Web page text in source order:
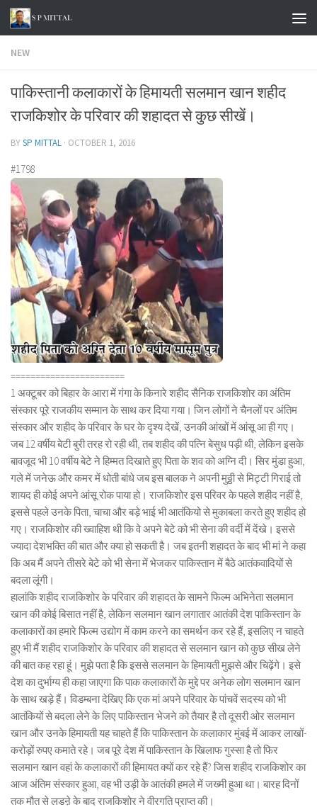
Skip to content
NEW
पाकिस्तानी कलाकारों के हिमायती सलमान खान शहीद
राजकिशोर के परिवार की शहादत से कुछ सीखें।
BYSP MITTAL · OCTOBER 1, 2016
#1798
=======================
1 अक्टूबर को बिहार के आरा में गंगा के किनारे शहीद सैनिक राजकिशोर का अंतिम
संस्कार पूरे राजकीय सम्मान के साथ कर दिया गया। जिन लोगों ने चैनलों पर अंतिम
संस्कार और शहीद के परिवार के घर के दृश्य देखें, उनकी आंखों में आंसू आ ही गए।
जब 12 वर्षीय बेटी बुरी तरह रो रही थी, तब शहीद की पत्नि बेसुध पड़ी थी, लेकिन इसके
बावजूद भी 10 वर्षीय बेटे ने हिम्मत दिखाते हुए पिता के शव को अग्नि दी। सिर मुंडा हुआ,
गले में जनेऊ और कमर में धोती बांधे जब इस बालक ने अपनी मुठ्ठी से मिट्टी गिराई तो
शायद ही कोई अपने आंसू रोक पाया हो। राजकिशोर इस परिवर के पहले शहीद नहीं है,
इससे पहले उनके पिता, चाचा और बड़े भाई भी आतंकियो से मुकाबला करते हुए शहीद हो
गए। राजकिशोर की ख्वाहिश थी कि वे अपने बेटे को भी सेना की वर्दी में देंखे। इससे
ज्यादा देशभक्ति की बात और क्या हो सकती है। जब इतनी शहादत के बाद भी मां ने कहा
कि अब मैं अपने तीसरे बेटे को भी सेना में भेजकर पाकिस्तान में बैठे आतंकवादियों से
बदला लूंगी।
हालांकि शहीद राजकिशोर के परिवार की शहादत के सामने फिल्म अभिनेता सलमान
खान की कोई बिसात नहीं है, लेकिन सलमान खान लगातार आतंकी देश पाकिस्तान के
कलाकारों का हमारे फिल्म उद्योग में काम करने का समर्थन कर रहे हैं, इसलिए न चाहते
हुए भी मैं शहीद राजकिशोर के परिवार की शहादत से सलमान खान को कुछ सीख लेने
की बात कह रहा हूं। मुझे पता है कि इससे सलमान के हिमायती मुझसे और चिढ़ेंगे। इसे
देश का दुर्भाग्य ही कहा जाएगा कि पाक कलाकारों के मुद्दे पर अनेक लोग सलमान खान
के साथ खड़े हैं। विडम्बना देखिए कि एक मां अपने परिवार के पांचवें सदस्य को भी
आतंकियों से बदला लेने के लिए पाकिस्तान भेजने को तैयार है तो दूसरी ओर सलमान
खान और उनके हिमायती यह चाहते हैं कि पाकिस्तान के कलाकार मुंबई में आकर लाखों-
करोड़ों रुपए कमाते रहे। जब पूरे देश में पाकिस्तान के खिलाफ गुस्सा है तो फिर
सलमान खान वहां के कलाकारों की हिमायत क्यों कर रहे हैं? जिस शहीद राजकिशोर का
आज अंतिम संस्कार हुआ, वह भी उड़ी के आतंकी हमले में जख्मी हुआ था। बारह दिनों
तक मौत से लडऩे के बाद राजकिशोर ने वीरगति प्राप्त की।